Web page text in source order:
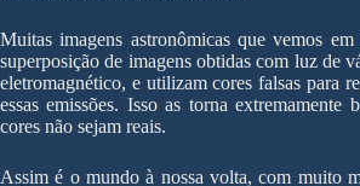
Muitas imagens astronômicas que vemos
superposição de imagens obtidas com luz de
eletromagnético, e utilizam cores falsas para
essas emissões. Isso as torna extremamente
cores não sejam reais.
Assim é o mundo à nossa volta, com muito